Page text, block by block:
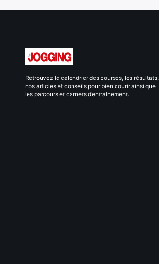
Retrouvez le calendrier des courses, les résultats,
nos articles et conseils pour bien courir ainsi que
les parcours et carnets d’entraînement.